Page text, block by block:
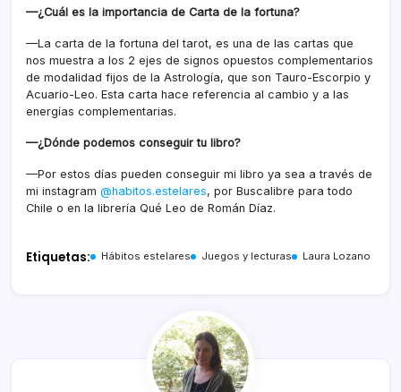
—¿Cuál es la importancia de Carta de la fortuna?
—La carta de la fortuna del tarot, es una de las cartas que
nos muestra a los 2 ejes de signos opuestos complementarios
de modalidad fijos de la Astrología, que son Tauro-Escorpio y
Acuario-Leo. Esta carta hace referencia al cambio y a las
energías complementarias.
—¿Dónde podemos conseguir tu libro?
—Por estos días pueden conseguir mi libro ya sea a través de
mi instagram @habitos.estelares, por Buscalibre para todo
Chile o en la librería Qué Leo de Román Díaz.
Etiquetas: Hábitos estelares Juegos y lecturas Laura Lozano